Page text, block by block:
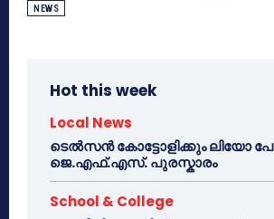
NEWS
Hot this week
Local News
ടെൽസൻ കോട്ടോളിക്കും ലിയോ
ജെ.എഫ്.എസ്. പുരസ്കാരം
School & College